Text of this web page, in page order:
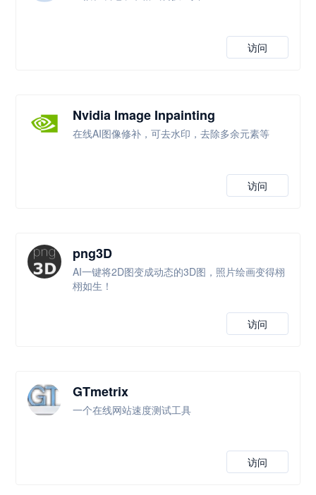
访问
Nvidia Image Inpainting
在线AI图像修补，可去水印，去除多余元素等
访问
png3D
AI一键将2D图变成动态的3D图，照片绘画变得栩
栩如生！
访问
GTmetrix
一个在线网站速度测试工具
访问